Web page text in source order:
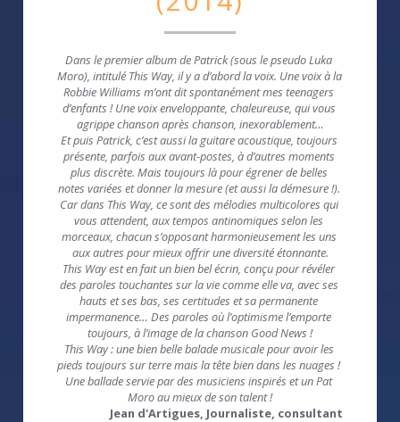
Dans le premier album de Patrick (sous le pseudo Luka
Moro), intitulé This Way, il y a d’abord la voix. Une voix à la
Robbie Williams m’ont dit spontanément mes teenagers
d’enfants ! Une voix enveloppante, chaleureuse, qui vous
agrippe chanson après chanson, inexorablement…
Et puis Patrick, c’est aussi la guitare acoustique, toujours
présente, parfois aux avant-postes, à d’autres moments
plus discrète. Mais toujours là pour égrener de belles
notes variées et donner la mesure (et aussi la démesure !).
Car dans This Way, ce sont des mélodies multicolores qui
vous attendent, aux tempos antinomiques selon les
morceaux, chacun s’opposant harmonieusement les uns
aux autres pour mieux offrir une diversité étonnante.
This Way est en fait un bien bel écrin, conçu pour révéler
des paroles touchantes sur la vie comme elle va, avec ses
hauts et ses bas, ses certitudes et sa permanente
impermanence… Des paroles où l’optimisme l’emporte
toujours, à l’image de la chanson Good News !
This Way : une bien belle balade musicale pour avoir les
pieds toujours sur terre mais la tête bien dans les nuages !
Une ballade servie par des musiciens inspirés et un Pat
Moro au mieux de son talent !
Jean d'Artigues, Journaliste, consultant